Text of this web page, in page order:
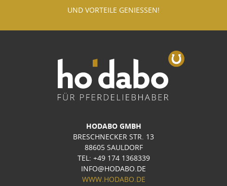
UND VORTEILE GENIESSEN!
HODABO GMBH
BRESCHNECKER STR. 13
88605 SAULDORF
TEL: +49 174 1368339
INFO@HODABO.DE
WWW.HODABO.DE